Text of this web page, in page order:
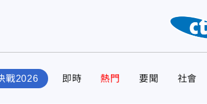
戰2026 即時 熱門 要聞 社會